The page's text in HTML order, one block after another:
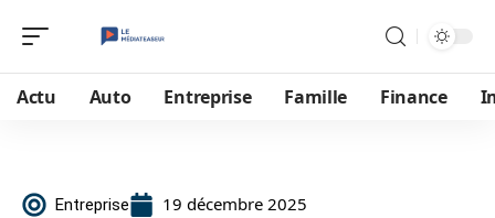
Actu Auto Entreprise Famille Finance
Entreprise 19 décembre 2025